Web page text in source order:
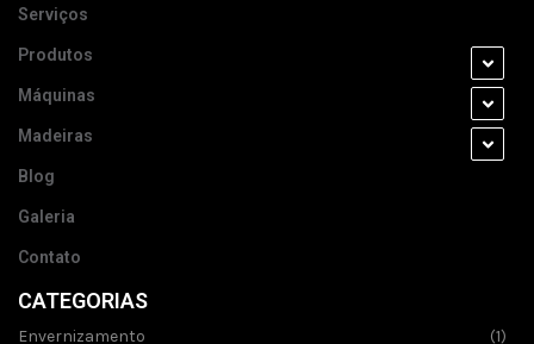
Serviços
Produtos
Máquinas
Madeiras
Blog
Galeria
Contato
CATEGORIAS
Envernizamento (1)